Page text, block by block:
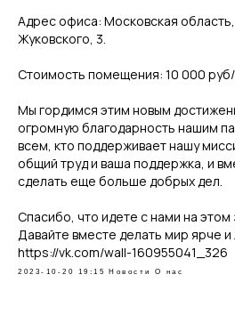
Адрес офиса: Московская
Жуковского, 3.
Стоимость помещения: 10 000
Мы гордимся этим новым
огромную благодарность нашим
всем, кто поддерживает нашу
общий труд и ваша поддержка, и
сделать еще больше добрых дел.
Спасибо, что идете с нами на
Давайте вместе делать мир ярче
https://vk.com/wall-160955041_326
2023-10-20 19:15 Новости О нас